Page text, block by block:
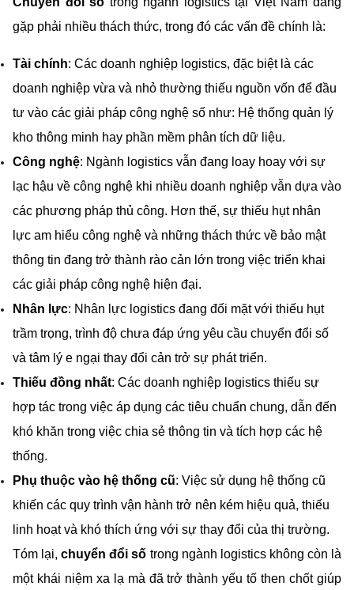
gặp phải nhiều thách thức, trong đó các vấn đề chính là:
Tài chính: Các doanh nghiệp logistics, đặc biệt là các
doanh nghiệp vừa và nhỏ thường thiếu nguồn vốn để đầu
tư vào các giải pháp công nghệ số như: Hệ thống quản lý
kho thông minh hay phần mềm phân tích dữ liệu.
Công nghệ: Ngành logistics vẫn đang loay hoay với sự
lạc hậu về công nghệ khi nhiều doanh nghiệp vẫn dựa vào
các phương pháp thủ công. Hơn thế, sự thiếu hụt nhân
lực am hiểu công nghệ và những thách thức về bảo mật
thông tin đang trở thành rào cản lớn trong việc triển khai
các giải pháp công nghệ hiện đại.
Nhân lực: Nhân lực logistics đang đối mặt với thiếu hụt
trầm trọng, trình độ chưa đáp ứng yêu cầu chuyển đổi số
và tâm lý e ngại thay đổi cản trở sự phát triển.
Thiếu đồng nhất: Các doanh nghiệp logistics thiếu sự
hợp tác trong việc áp dụng các tiêu chuẩn chung, dẫn đến
khó khăn trong việc chia sẻ thông tin và tích hợp các hệ
thống.
Phụ thuộc vào hệ thống cũ: Việc sử dụng hệ thống cũ
khiến các quy trình vận hành trở nên kém hiệu quả, thiếu
linh hoạt và khó thích ứng với sự thay đổi của thị trường.
Tóm lại, chuyển đổi số trong ngành logistics không còn là
một khái niệm xa lạ mà đã trở thành yếu tố then chốt giúp